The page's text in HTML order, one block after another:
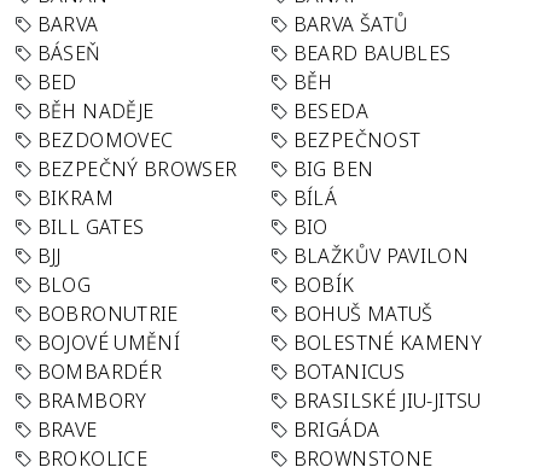
BARVA
BARVA ŠATŮ
BÁSEŇ
BEARD BAUBLES
BED
BĚH
BĚH NADĚJE
BESEDA
BEZDOMOVEC
BEZPEČNOST
BEZPEČNÝ BROWSER
BIG BEN
BIKRAM
BÍLÁ
BILL GATES
BIO
BJJ
BLAŽKŮV PAVILON
BLOG
BOBÍK
BOBRONUTRIE
BOHUŠ MATUŠ
BOJOVÉ UMĚNÍ
BOLESTNÉ KAMENY
BOMBARDÉR
BOTANICUS
BRAMBORY
BRASILSKÉ JIU-JITSU
BRAVE
BRIGÁDA
BROKOLICE
BROWNSTONE